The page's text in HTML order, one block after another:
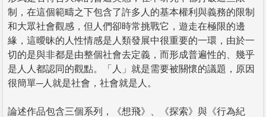
制，在這個範疇之下包含了許多人的基本權利與義務的限制
和大眾社會觀感，但人們卻時常挑戰它，遊走在極限的邊
緣，這曖昧的人性情感是人類發展中很重要的一環，由於一
切的是與非都是由整個社會去定義，而形成普遍性的、幾乎
是人人都認同的觀點。「人」就是需要被關懷的議題，原因
很簡單─人就是社會，社會就是人。
論述作品包含三個系列，《想飛》、《探索》與《行為紀